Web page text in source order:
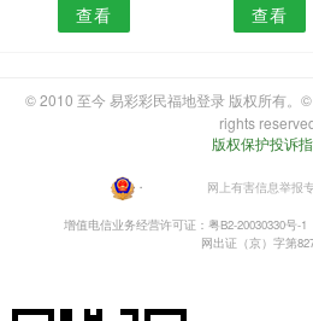
查看 查看
© 2010 至今 易彩彩民福地登录 版权所有。
rights
版权保护投诉
・ 网上有害信息举报
增值电信业务经营许可证：粤B2-20030330号-1
网出证（京）字第